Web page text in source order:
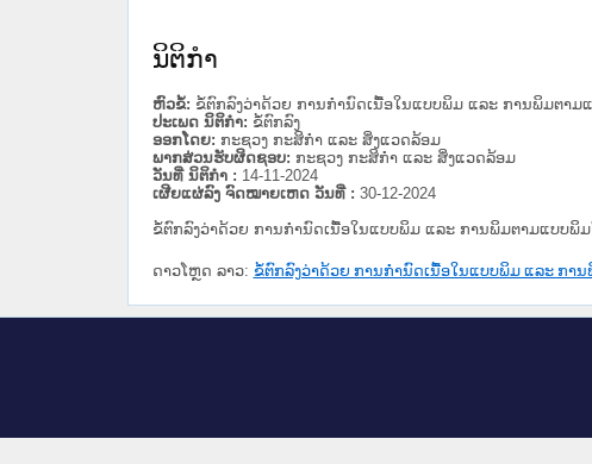
ນິຕິກໍາ
ຫົວຂໍ້: ຂໍ້ຕົກລົງວ່າດ້ວຍ ການກຳນົດເນື້ອໃນແບບພິມ ແລະ ການພິມຕາ
ປະເພດ ນິຕິກໍາ: ຂໍ້ຕົກລົງ
ອອກໂດຍ: ກະຊວງ ກະສິກຳ ແລະ ສິ່ງແວດລ້ອມ
ພາກສ່ວນຮັບຜິດຊອບ: ກະຊວງ ກະສິກຳ ແລະ ສິ່ງແວດລ້ອມ
ວັນທີ່ ນິຕິກໍາ : 14-11-2024
ເຜີຍແຜ່ລົງ ຈົດໝາຍເຫດ ວັນທີ່ : 30-12-2024
ຂໍ້ຕົກລົງວ່າດ້ວຍ ການກຳນົດເນື້ອໃນແບບພິມ ແລະ ການພິມຕາມແບບ
ດາວໂຫຼດ ລາວ: ຂໍ້ຕົກລົງວ່າດ້ວຍ ການກຳນົດເນື້ອໃນແບບພິມ ແລະ ກ